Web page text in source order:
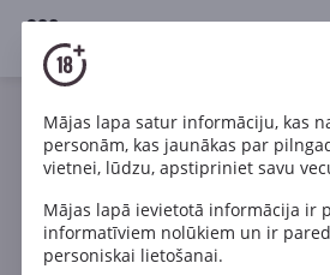
18+
Mājas lapa satur informāciju, kas
personām, kas jaunākas par
vietnei, lūdzu, apstipriniet savu
Mājas lapā ievietotā informācija ir
informatīviem nolūkiem un ir
personiskai lietošanai.